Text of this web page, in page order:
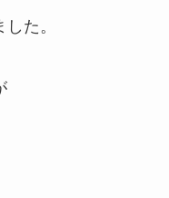
た。